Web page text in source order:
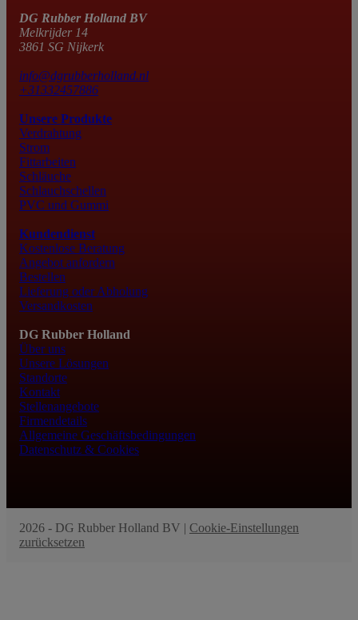
DG Rubber Holland BV
Melkrijder 14
3861 SG Nijkerk
info@dgrubberholland.nl
+31332457886
Unsere Produkte
Verdrahtung
Strom
Fittarbeiten
Schläuche
Schlauchschellen
PVC und Gummi
Kundendienst
Kostenlose Beratung
Angebot anfordern
Bestellen
Lieferung oder Abholung
Versandkosten
DG Rubber Holland
Über uns
Unsere Lösungen
Standorte
Kontakt
Stellenangebote
Firmendetails
Allgemeine Geschäftsbedingungen
Datenschutz & Cookies
2026 - DG Rubber Holland BV | Cookie-Einstellungen
zurücksetzen